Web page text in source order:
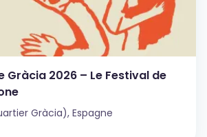
Gràcia 2026 – Le Festival de
Gràcia), Espagne